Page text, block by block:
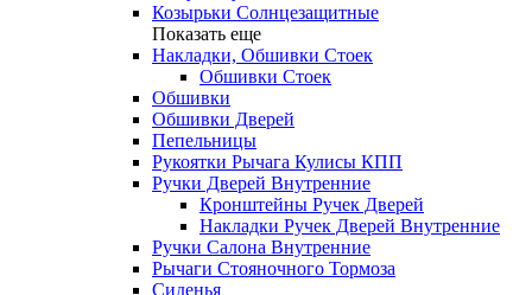
Козырьки Солнцезащитные
Показать еще
Накладки, Обшивки Стоек
Обшивки Стоек
Обшивки
Обшивки Дверей
Пепельницы
Рукоятки Рычага Кулисы КПП
Ручки Дверей Внутренние
Кронштейны Ручек Дверей
Накладки Ручек Дверей Внутренние
Ручки Салона Внутренние
Рычаги Стояночного Тормоза
Сиденья